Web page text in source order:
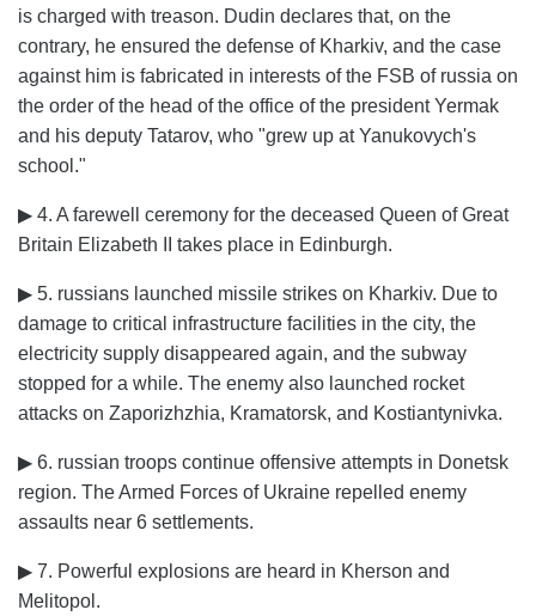
is charged with treason. Dudin declares that, on the
contrary, he ensured the defense of Kharkiv, and the case
against him is fabricated in interests of the FSB of russia on
the order of the head of the office of the president Yermak
and his deputy Tatarov, who "grew up at Yanukovych's
school."
▶ 4. A farewell ceremony for the deceased Queen of Great
Britain Elizabeth II takes place in Edinburgh.
▶ 5. russians launched missile strikes on Kharkiv. Due to
damage to critical infrastructure facilities in the city, the
electricity supply disappeared again, and the subway
stopped for a while. The enemy also launched rocket
attacks on Zaporizhzhia, Kramatorsk, and Kostiantynivka.
▶ 6. russian troops continue offensive attempts in Donetsk
region. The Armed Forces of Ukraine repelled enemy
assaults near 6 settlements.
▶ 7. Powerful explosions are heard in Kherson and
Melitopol.